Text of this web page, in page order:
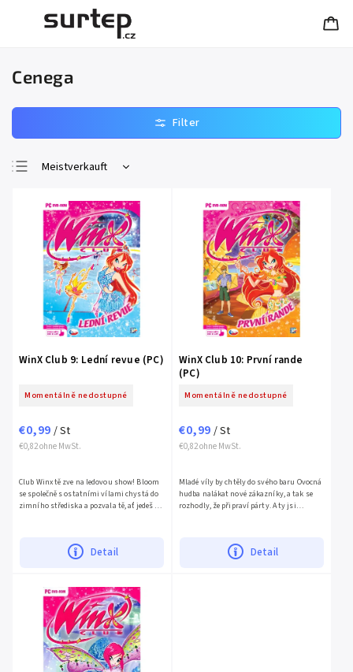
Cenega
Meistverkauft
Teuerste
Alphabetisch
WinX Club 9: Lední revue (PC)
Momentálně nedostupné
€0,82 ohne MwSt.
€0,99 / St
Detail
Club Winx tě zve na ledovou show! Bloom
se společně s ostatními vílami chystá do
zimního střediska a pozvala tě, ať jedeš s
WinX Club 10: První rande
(PC)
Momentálně nedostupné
€0,82 ohne MwSt.
€0,99 / St
Detail
Mladé víly by chtěly do svého baru Ovocná
hudba nalákat nové zákazníky, a tak se
rozhodly, že připraví párty. A ty jsi